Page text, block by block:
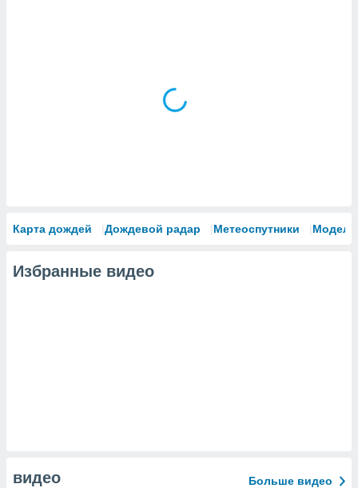
Карта дождей Дождевой радар Метеоспутники Модели
Избранные видео
видео Больше видео